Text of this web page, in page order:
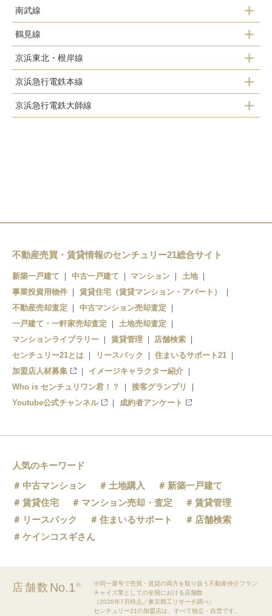
川崎駅
南武線
川崎駅
浜川崎駅
小田栄駅
鶴見線
武蔵白石駅
大川駅
浜川崎駅
京浜東北・根岸線
川崎駅
京浜急行電鉄本線
京急川崎駅
京浜急行電鉄大師線
大師橋駅
小島新田駅
不動産売買・賃貸情報のセンチュリー21総合サイト
新築一戸建て 中古一戸建て マンション
土地
事業投資用物件
賃貸住宅（賃貸マンション・アパート）
不動産売却査定
中古マンション売却査定
一戸建て・一軒家売却査定
土地売却査定
マンションライブラリー
賃貸管理
店舗検索
センチュリー21とは
リースバック
住まいるサポート21
加盟店人材募集
イメージキャラクター紹介
Who is センチュリワン君！？
接客グランプリ
Youtube公式チャンネル
成約者アンケート
人気のキーワード
中古マンション
土地購入
新築一戸建て
賃貸住宅
マンション売却・査定
賃貸管理
リースバック
住まいるサポート
店舗検索
ケインコスギさん
店舗数 No.1※
※同一屋号で売買・賃貸の両方を取り扱う不動産仲介フラン
チャイズ業としての全国における店舗数
（2026年7月時点／東京商工リサーチ調べ）
センチュリー21の加盟店は、すべて独立・自営です。